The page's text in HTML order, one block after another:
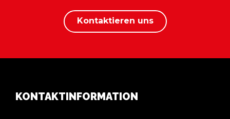
Kontaktieren uns
KONTAKTINFORMATION